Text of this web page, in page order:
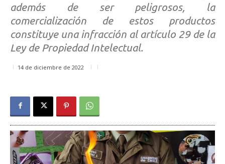
además de ser peligrosos, la
comercialización de estos productos
constituye una infracción al artículo 29 de la
Ley de Propiedad Intelectual.
14 de diciembre de 2022